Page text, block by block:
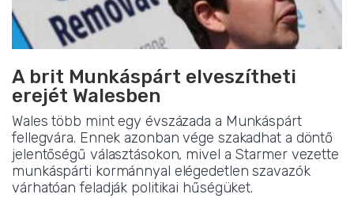
A brit Munkáspárt elveszítheti
erejét Walesben
Wales több mint egy évszázada a Munkáspárt
fellegvára. Ennek azonban vége szakadhat a döntő
jelentőségű választásokon, mivel a Starmer vezette
munkáspárti kormánnyal elégedetlen szavazók
várhatóan feladják politikai hűségüket.